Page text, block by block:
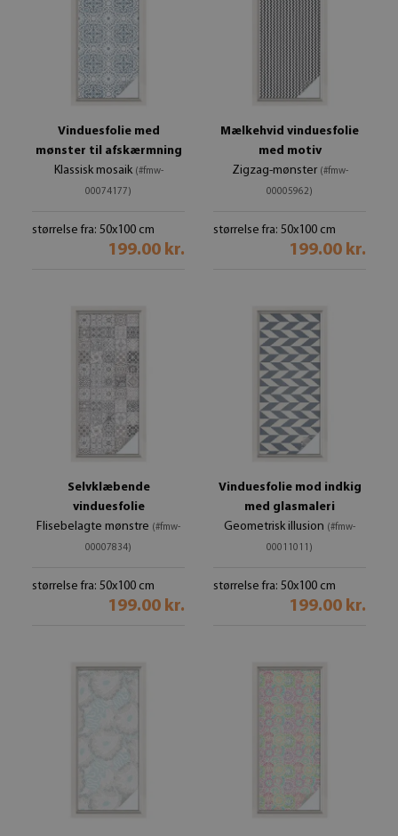
Vinduesfolie med
mønster til afskærmning
Klassisk mosaik (#fmw-
00074177)
størrelse fra: 50x100 cm
199.00 kr.
Mælkehvid vinduesfolie
med motiv
Zigzag-mønster (#fmw-
00005962)
størrelse fra: 50x100 cm
199.00 kr.
Selvklæbende
vinduesfolie
Flisebelagte mønstre (#fmw-
00007834)
størrelse fra: 50x100 cm
199.00 kr.
Vinduesfolie mod indkig
med glasmaleri
Geometrisk illusion (#fmw-
00011011)
størrelse fra: 50x100 cm
199.00 kr.